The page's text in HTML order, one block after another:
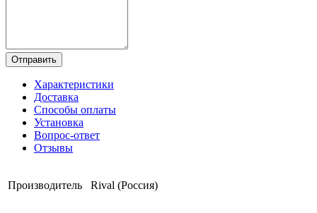
Отправить
Характеристики
Доставка
Способы оплаты
Установка
Вопрос-ответ
Отзывы
Производитель Rival (Россия)